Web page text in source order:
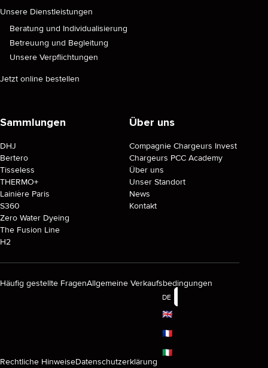
Unsere Dienstleistungen
Beratung und Individualisierung
Betreuung und Begleitung
Unsere Verpflichtungen
Jetzt online bestellen
Sammlungen
DHJ
Bertero
Tisseless
THERMO+
Lainière Paris
S360
Zero Water Dyeing
The Fusion Line
H2
Über uns
Compagnie Chargeurs Invest
Chargeurs PCC Academy
Über uns
Unser Standort
News
Kontakt
Häufig gestellte FragenAllgemeine Verkaufsbedingungen
Rechtliche HinweiseDatenschutzerklärung
DE
🇬🇧
🇫🇷
🇮🇹